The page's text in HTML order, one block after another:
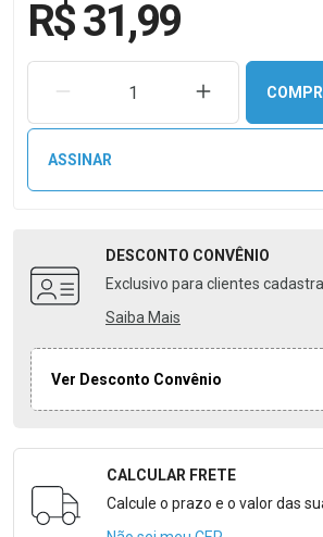
R$ 31,99
REMOVER UMA UNIDADEAUMENTAR
ASSINAR
DESCONTO CONVÊNIO
Exclusivo para clientes
Saiba Mais
Ver Desconto Convênio
Formulário para Calcular o
CALCULAR FRETE
Calcule o prazo e o valor das